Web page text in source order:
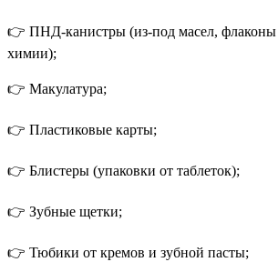
👉 ПНД-канистры (из-под масел, флаконы
химии);
👉 Макулатура;
👉 Пластиковые карты;
👉 Блистеры (упаковки от таблеток);
👉 Зубные щетки;
👉 Тюбики от кремов и зубной пасты;